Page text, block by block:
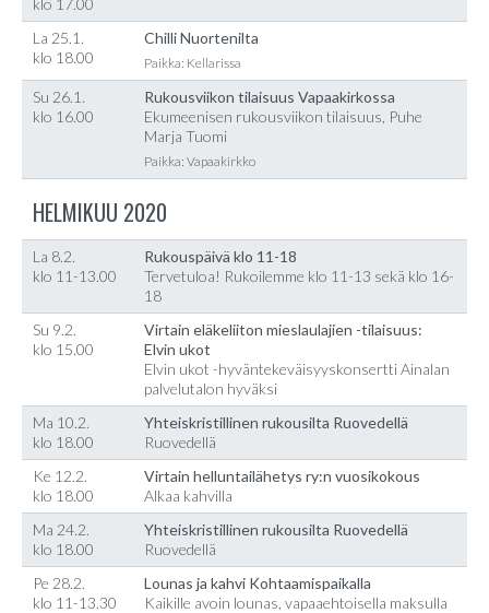
klo 17.00
La 25.1.
klo 18.00
Chilli Nuortenilta
Paikka: Kellarissa
Su 26.1.
klo 16.00
Rukousviikon tilaisuus Vapaakirkossa
Ekumeenisen rukousviikon tilaisuus, Puhe
Marja Tuomi
Paikka: Vapaakirkko
HELMIKUU 2020
La 8.2.
klo 11-13.00
Rukouspäivä klo 11-18
Tervetuloa! Rukoilemme klo 11-13 sekä klo 16-
18
Su 9.2.
klo 15.00
Virtain eläkeliiton mieslaulajien -tilaisuus:
Elvin ukot
Elvin ukot -hyväntekeväisyyskonsertti Ainalan
palvelutalon hyväksi
Ma 10.2.
klo 18.00
Yhteiskristillinen rukousilta Ruovedellä
Ruovedellä
Ke 12.2.
klo 18.00
Virtain helluntailähetys ry:n vuosikokous
Alkaa kahvilla
Ma 24.2.
klo 18.00
Yhteiskristillinen rukousilta Ruovedellä
Ruovedellä
Pe 28.2.
klo 11-13.30
Lounas ja kahvi Kohtaamispaikalla
Kaikille avoin lounas, vapaaehtoisella maksulla